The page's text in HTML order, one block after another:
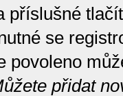
příslušné
se
povoleno
přidat